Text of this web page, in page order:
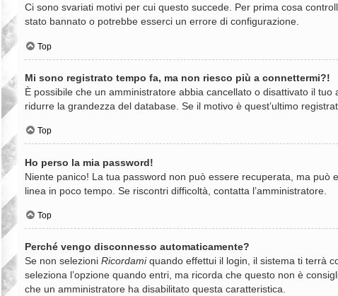
Ci sono svariati motivi per cui questo succede. Per prima cosa
stato bannato o potrebbe esserci un errore di configurazione.
Top
Mi sono registrato tempo fa, ma non riesco più a connettermi?!
È possibile che un amministratore abbia cancellato o disattivato il
ridurre la grandezza del database. Se il motivo è quest’ultimo
Top
Ho perso la mia password!
Niente panico! La tua password non può essere recuperata, ma
linea in poco tempo. Se riscontri difficoltà, contatta l’amministratore.
Top
Perché vengo disconnesso automaticamente?
Se non selezioni Ricordamiquando effettui il login, il sistema ti terrà
seleziona l’opzione quando entri, ma ricorda che questo non è
che un amministratore ha disabilitato questa caratteristica.